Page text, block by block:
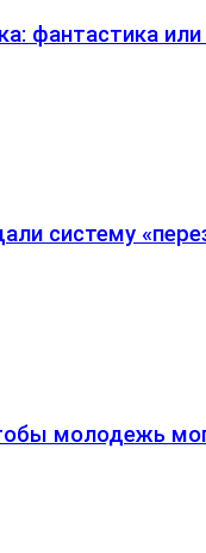
фантастика
систему
молодежь